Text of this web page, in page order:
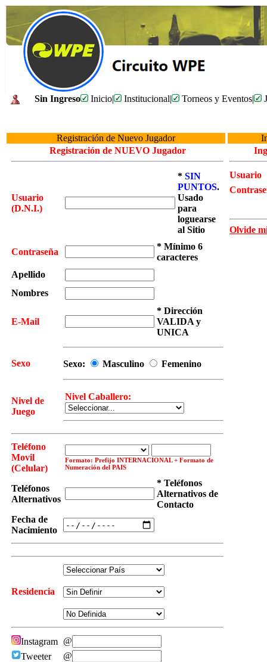
Sin Ingreso Inicio| Institucional| Torneos y Eventos|
Registración de Nuevo Jugador
Registración de NUEVO Jugador
Usuario
(D.N.I.)
* SIN
PUNTOS.
Usado
para
loguearse
al Sitio
Contraseña
* Mínimo 6
caracteres
Apellido
Nombres
E-Mail
* Dirección
VALIDA y
UNICA
Sexo Sexo: Masculino Femenino
Nivel de
Juego
Nivel Caballero:
Teléfono
Movil
(Celular)
Formato: Prefijo INTERNACIONAL + Formato de
Numeración del PAIS
Teléfonos
Alternativos
* Teléfonos
Alternativos de
Contacto
Fecha de
Nacimiento
Residencia
Instagram @
Tweeter
@
Usuario
Olvide